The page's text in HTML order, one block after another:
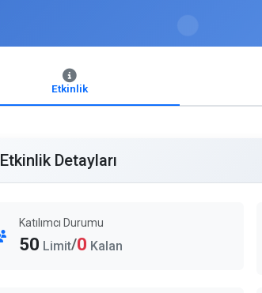
Etkinlik
Etkinlik Detayları
Katılımcı Durumu
50 Limit/0 Kalan